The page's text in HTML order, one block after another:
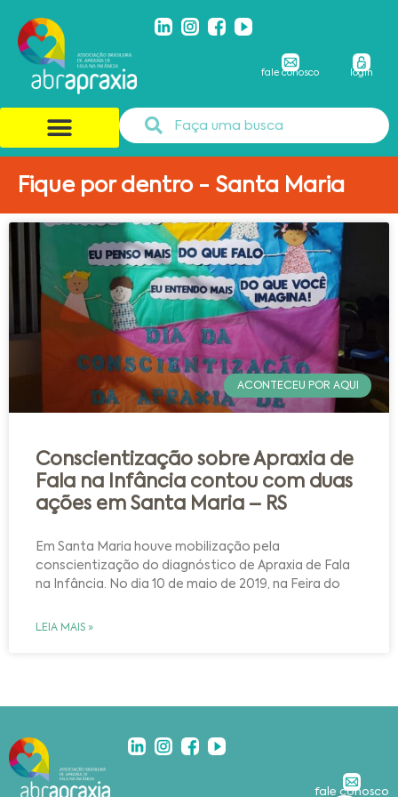
fale conosco login
Fique por dentro - Santa Maria
ACONTECEU POR AQUI
Conscientização sobre Apraxia de
Fala na Infância contou com duas
ações em Santa Maria – RS
Em Santa Maria houve mobilização pela
conscientização do diagnóstico de Apraxia de Fala
na Infância. No dia 10 de maio de 2019, na Feira do
LEIA MAIS »
fale conosco